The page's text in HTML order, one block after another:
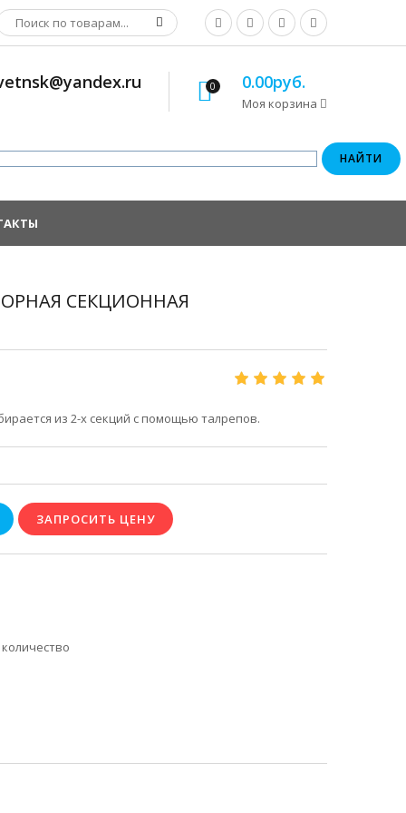
0 0.00руб.
Моя корзина
СЕКЦИОННАЯ
из 2-х секций с помощью талрепов.